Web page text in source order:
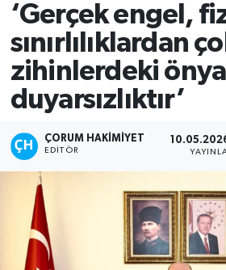
‘Gerçek engel,
sınırlılıklardan
zihinlerdeki
duyarsızlıktır’
ÇORUM HAKIMIYET
EDITÖR
SAĞLIK
ASAYİŞ
EKONOMİ
GÜNCEL
EĞİTİM
İLÇELER
Çorum Namaz Vakitleri
Trafik Durumu
Süper Lig Puan Durumu ve
Tüm Manşetler
Haber Arşivi